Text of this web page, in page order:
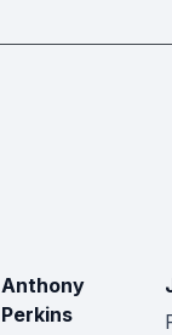
Anthony
Perkins